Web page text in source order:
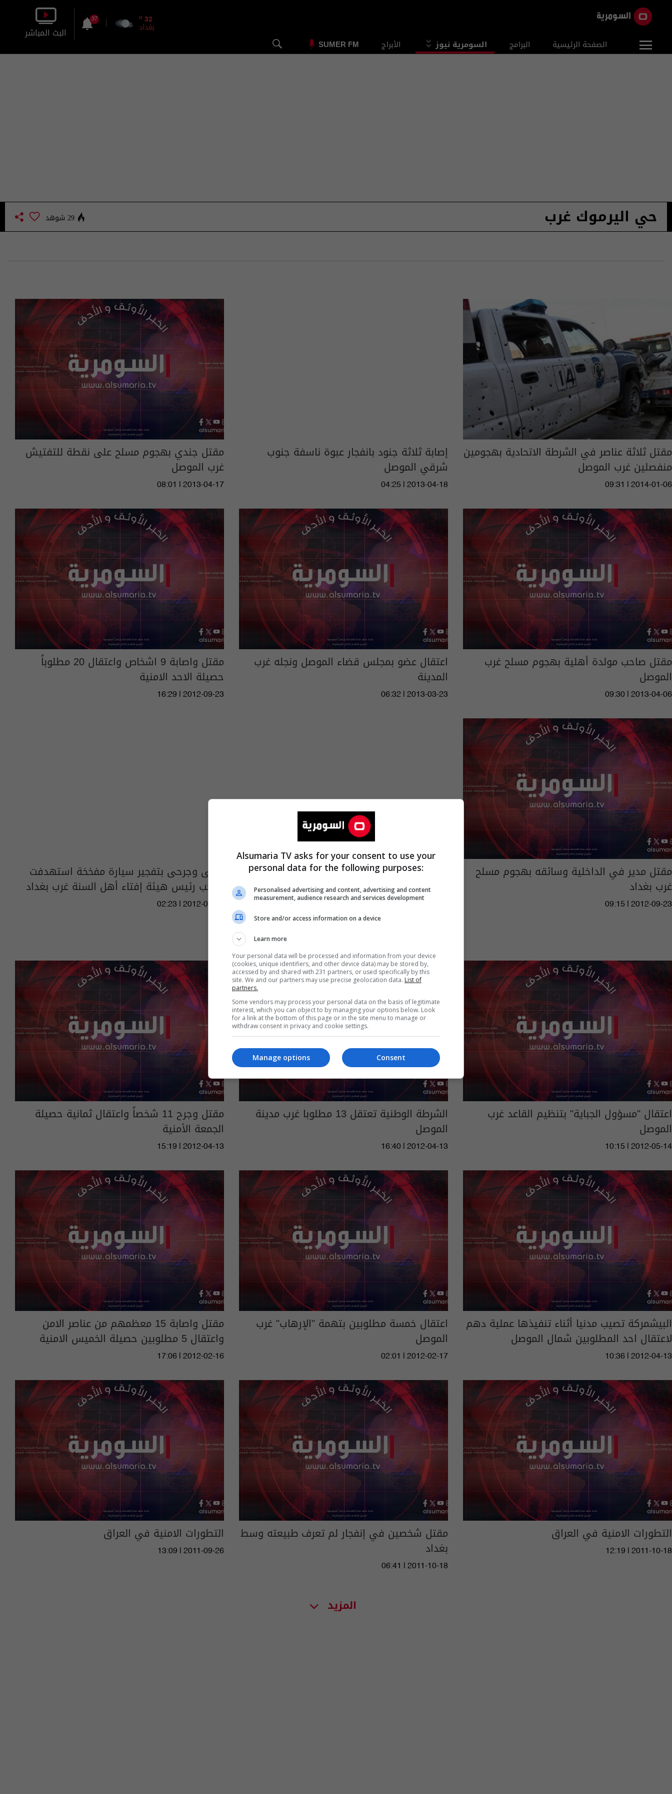
الصفحة الرئيسية البرامج السومرية نيوز الأبراج SUMER FM
32
o
بغداد
37
البث المباشر
حي اليرموك غرب 29 شوهد
مقتل ثلاثة عناصر في الشرطة الاتحادية بهجومين
منفصلين غرب الموصل
09:31 | 2014-01-06
إصابة ثلاثة جنود بانفجار عبوة ناسفة جنوب
شرقي الموصل
04:25 | 2013-04-18
مقتل جندي بهجوم مسلح على نقطة للتفتيش
غرب الموصل
08:01 | 2013-04-17
مقتل صاحب مولدة أهلية بهجوم مسلح غرب
الموصل
09:30 | 2013-04-06
اعتقال عضو بمجلس قضاء الموصل ونجله غرب
المدينة
06:32 | 2013-03-23
مقتل واصابة 9 اشخاص واعتقال 20 مطلوباً
حصيلة الاحد الامنية
16:29 | 2012-09-23
مقتل مدير في الداخلية وسائقه بهجوم مسلح
غرب بغداد
09:15 | 2012-09-23
هيئة إفتاء أهل السنة تؤكد إصابة رئيسها
بتفجير السيارة المفخخة غرب بغداد
قتلى وجرحى بتفجير سيارة مفخخة استهدفت
موكب رئيس هيئة إفتاء أهل السنة غرب بغداد
02:23 | 2012-08-19
اعتقال "مسؤول الجباية" بتنظيم القاعد غرب
الموصل
10:15 | 2012-05-14
الشرطة الوطنية تعتقل 13 مطلوبا غرب مدينة
الموصل
16:40 | 2012-04-13
مقتل وجرح 11 شخصاً واعتقال ثمانية حصيلة
الجمعة الأمنية
15:19 | 2012-04-13
البيشمركة تصيب مدنيا أثناء تنفيذها عملية دهم
لاعتقال احد المطلوبين شمال الموصل
10:36 | 2012-04-13
اعتقال خمسة مطلوبين بتهمة "الإرهاب" غرب
الموصل
02:01 | 2012-02-17
مقتل واصابة 15 معظمهم من عناصر الامن
واعتقال 5 مطلوبين حصيلة الخميس الامنية
17:06 | 2012-02-16
التطورات الامنية في العراق
12:19 | 2011-10-18
مقتل شخصين في إنفجار لم تعرف طبيعته وسط
بغداد
06:41 | 2011-10-18
التطورات الامنية في العراق
13:09 | 2011-09-26
المزيد
Alsumaria TV asks for your consent to use your
personal data for the following purposes:
Personalised advertising and content, advertising and content
measurement, audience research and services development
Store and/or access information on a device
Learn more
Your personal data will be processed and information from your device
(cookies, unique identifiers, and other device data) may be stored by,
accessed by and shared with 231 partners, or used specifically by this
site. We and our partners may use precise geolocation data. List of
partners.
Some vendors may process your personal data on the basis of legitimate
interest, which you can object to by managing your options below. Look
for a link at the bottom of this page or in the site menu to manage or
withdraw consent in privacy and cookie settings.
Consent
Manage options